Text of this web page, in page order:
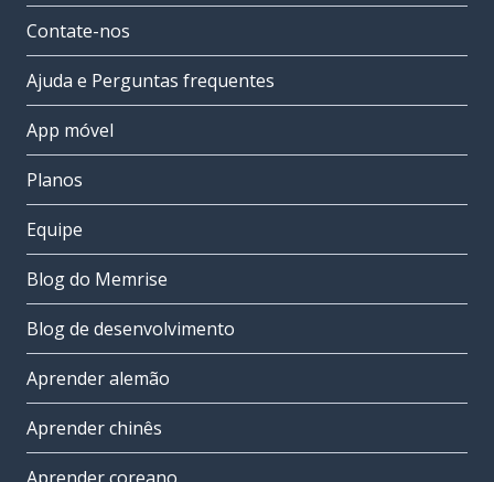
Contate-nos
Ajuda e Perguntas frequentes
App móvel
Planos
Equipe
Blog do Memrise
Blog de desenvolvimento
Aprender alemão
Aprender chinês